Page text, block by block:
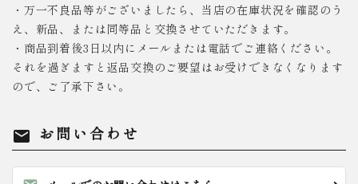
・万一不良品等がございましたら、当店の在庫状況を確認のう
え、新品、または同等品と交換させていただきます。
・商品到着後3日以内にメールまたは電話でご連絡ください。
それを過ぎますと返品交換のご要望はお受けできなくなります
ので、ご了承下さい。
mail お問い合わせ